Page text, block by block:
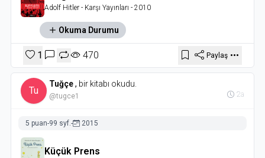
Adolf Hitler- Karşı Yayınları - 2010
Okuma Durumu
1 470 Paylaş
Tu
Tuğçe, bir kitabı okudu.
@tugce1 2a
5 puan-99 syf.- 2015
Küçük Prens